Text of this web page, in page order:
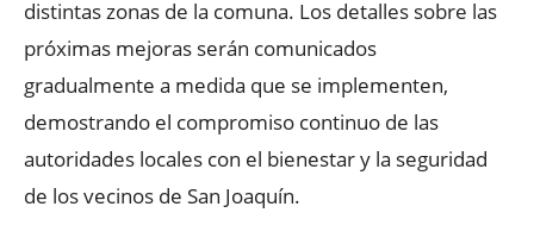
distintas zonas de la comuna. Los detalles sobre las
próximas mejoras serán comunicados
gradualmente a medida que se implementen,
demostrando el compromiso continuo de las
autoridades locales con el bienestar y la seguridad
de los vecinos de San Joaquín.